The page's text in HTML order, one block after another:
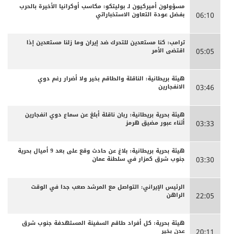
06:10
مسؤولون أميركيون لـ بوليتكو: مكاسب أوكرانيا الأخيرة بالحرب
بفضل عودة التعاون الاستخباراتي
05:05
ترامب: كنا مستعدين للتحرك ضد إيران وما زلنا مستعدين إذا
اقتضى الأمر
03:46
هيئة بريطانية: الناقلة والطاقم بخير ولا أضرار رغم دوي
الانفجارين
03:33
هيئة بحرية بريطانية: ربان ناقلة أبلغ عن سماع دوي انفجارين
أثناء عبور مضيق هرمز
03:30
هيئة بحرية بريطانية: بلاغ عن حادث وقع على بعد 9 أميال بحرية
جنوب شرق كمزار في سلطنة عمان
22:05
الرئيس الإيراني: التواصل مع المرشد صعب جدا في الوقت
الراهن
20:11
هيئة بحرية: كل أفراد طاقم السفينة المستهدفة جنوب شرق
عدن بخير